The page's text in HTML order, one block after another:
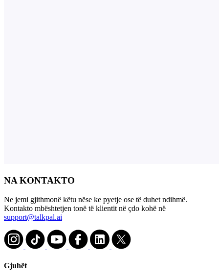
NA KONTAKTO
Ne jemi gjithmonë këtu nëse ke pyetje ose të duhet ndihmë.
Kontakto mbështetjen tonë të klientit në çdo kohë në
support@talkpal.ai
Gjuhët